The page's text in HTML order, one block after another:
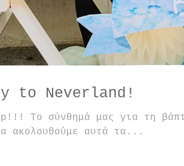
to Neverland!
Το σύνθημά μας για τη
ακολουθούμε αυτά τα...